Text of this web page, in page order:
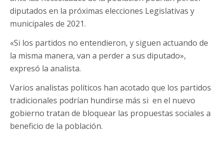
diputados en la próximas elecciones Legislativas y
municipales de 2021.
«Si los partidos no entendieron, y siguen actuando de
la misma manera, van a perder a sus diputado»,
expresó la analista.
Varios analistas políticos han acotado que los partidos
tradicionales podrían hundirse más si en el nuevo
gobierno tratan de bloquear las propuestas sociales a
beneficio de la población.